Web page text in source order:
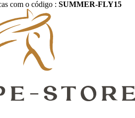
com o código : SUMMER-FLY15